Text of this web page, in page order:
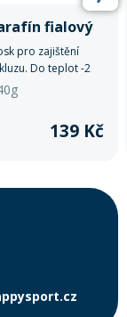
fialový
pro zajištění
Do teplot -2
139 Kč